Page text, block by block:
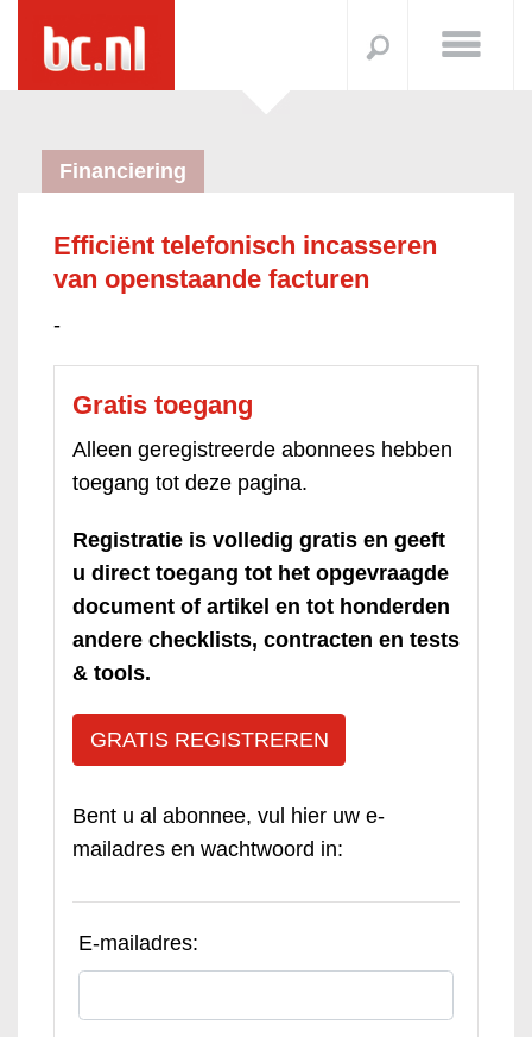
Financiering
Efficiënt telefonisch incasseren
van openstaande facturen
-
Gratis toegang
Alleen geregistreerde abonnees hebben
toegang tot deze pagina.
Registratie is volledig gratis en geeft
u direct toegang tot het opgevraagde
document of artikel en tot honderden
andere checklists, contracten en tests
& tools.
GRATIS REGISTREREN
Bent u al abonnee, vul hier uw e-
mailadres en wachtwoord in:
E-mailadres: